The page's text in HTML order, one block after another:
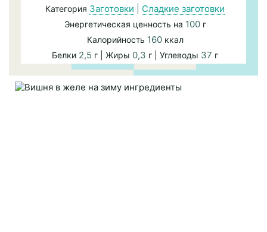
Категория Заготовки Сладкие заготовки
Энергетическая ценность на 100г
Калорийность 160ккал
Белки 2,5 г | Жиры 0,3 г | Углеводы 37 г